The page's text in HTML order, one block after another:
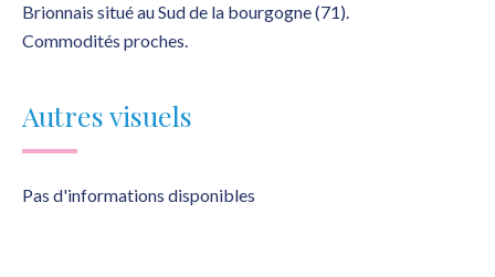
Brionnais situé au Sud de la bourgogne (71).
Commodités proches.
Autres visuels
Pas d'informations disponibles